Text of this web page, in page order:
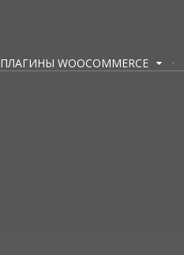
ПЛАГИНЫ WOOCOMMERCE